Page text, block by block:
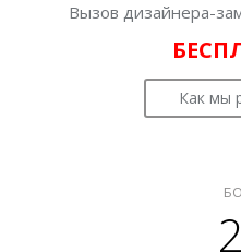
Вызов дизайнера-
Как мы